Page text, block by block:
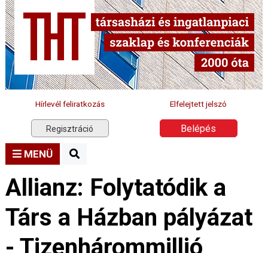
Hírlevél feliratkozás Elfelejtett jelszó
Regisztráció Belépés
MENÜ
Allianz: Folytatódik a
Társ a Házban pályázat
- Tizenhárommillió